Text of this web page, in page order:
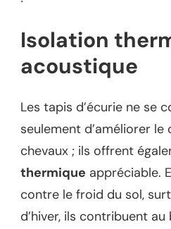
Isolation
acoustique
Les tapis d’écurie ne se
seulement d’améliorer
chevaux ; ils offrent
thermique appréciable.
contre le froid du sol,
d’hiver, ils contribuent